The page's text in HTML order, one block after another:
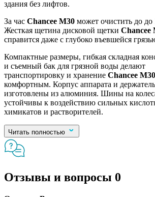
здания без лифтов.
За час Chancee M30 может очистить до до
Жесткая щетина дисковой щетки Chancee
справится даже с глубоко въевшейся
Компактные размеры, гибкая складная
и съемный бак для грязной воды делают
транспортировку и хранение Chancee M30
комфортным. Корпус аппарата и
изготовлены из алюминия. Шины на
устойчивы к воздействию сильных
химикатов и растворителей.
Читать полностью
Отзывы и вопросы 0